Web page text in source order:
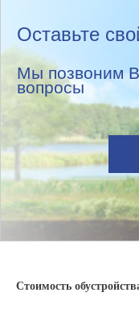
Оставьте
Мы позвоним
вопросы
Стоимость